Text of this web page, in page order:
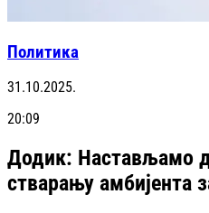
Политика
31.10.2025.
20:09
Додик: Настављамо
стварању амбијента